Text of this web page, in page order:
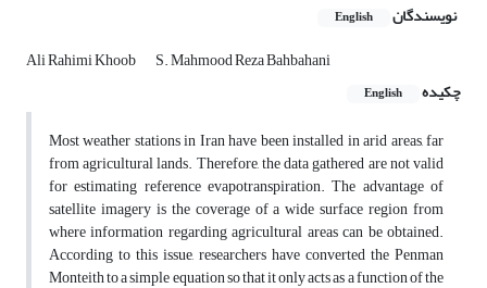
نویسندگان English
Ali Rahimi Khoob
S. Mahmood Reza Bahbahani
چکیده
English
Most weather stations in Iran have been installed in arid areas, far
from agricultural lands. Therefore, the data gathered are not valid
for estimating reference evapotranspiration. The advantage of
satellite imagery is the coverage of a wide surface region from
where information regarding agricultural areas can be obtained.
According to this issue, researchers have converted the Penman
Monteith to a simple equation so that it only acts as a function of the